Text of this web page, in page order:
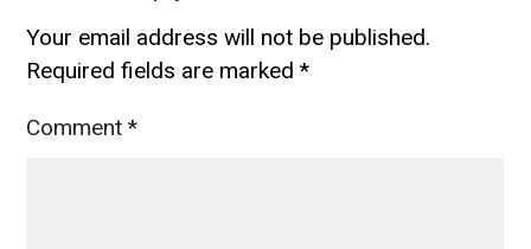
Your email address will not be published.
Required fields are marked*
Comment*